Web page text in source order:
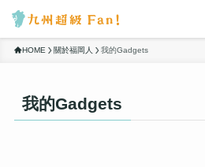
HOME 關於福岡人 我的Gadgets
我的Gadgets